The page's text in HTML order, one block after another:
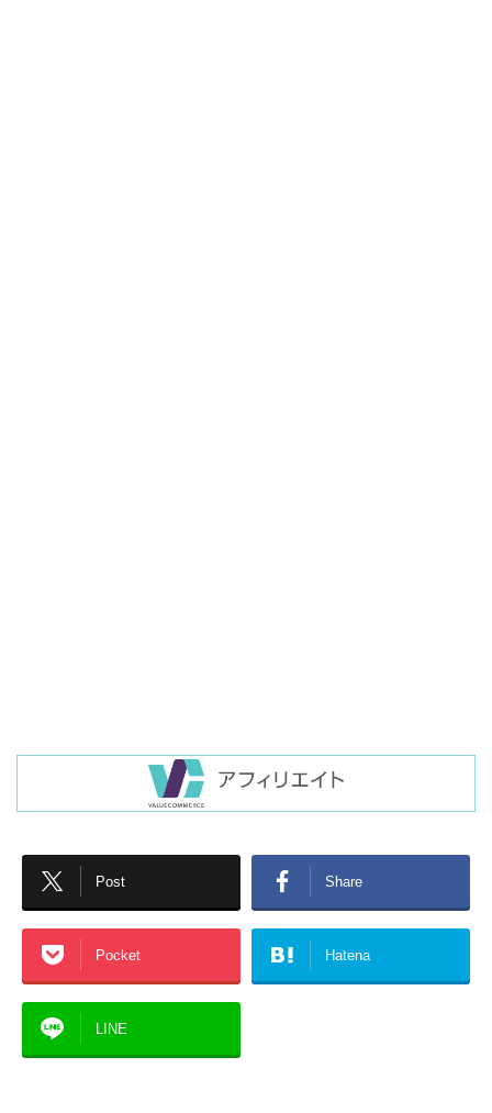
Post Share
Pocket Hatena
LINE